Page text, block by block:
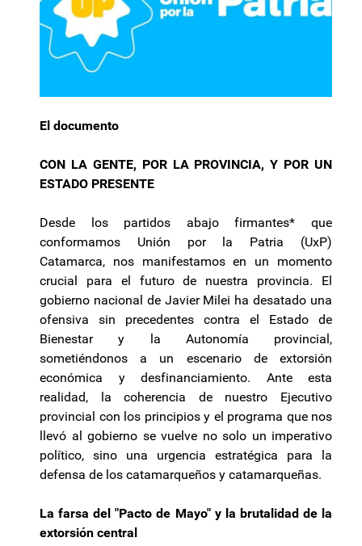
El documento
CON LA GENTE, POR LA PROVINCIA, Y POR UN
ESTADO PRESENTE
Desde los partidos abajo firmantes* que
conformamos Unión por la Patria (UxP)
Catamarca, nos manifestamos en un momento
crucial para el futuro de nuestra provincia. El
gobierno nacional de Javier Milei ha desatado una
ofensiva sin precedentes contra el Estado de
Bienestar y la Autonomía provincial,
sometiéndonos a un escenario de extorsión
económica y desfinanciamiento. Ante esta
realidad, la coherencia de nuestro Ejecutivo
provincial con los principios y el programa que nos
llevó al gobierno se vuelve no solo un imperativo
político, sino una urgencia estratégica para la
defensa de los catamarqueños y catamarqueñas.
La farsa del "Pacto de Mayo" y la brutalidad de la
extorsión central